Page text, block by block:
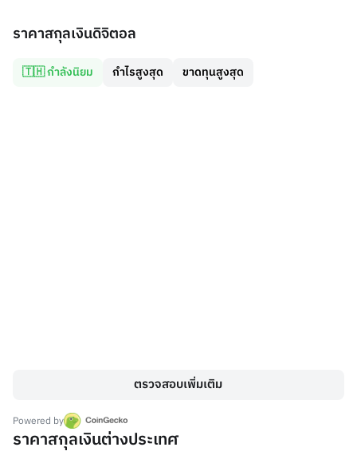
ราคาสกุลเงินดิจิตอล
🇹🇭 กำลังนิยม กำไรสูงสุด ขาดทุนสูงสุด
ตรวจสอบเพิ่มเติม
Powered by
ราคาสกุลเงินต่างประเทศ